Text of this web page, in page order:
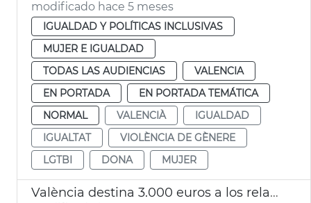
modificado hace 5 meses
IGUALDAD Y POLÍTICAS INCLUSIVAS
MUJER E IGUALDAD
TODAS LAS AUDIENCIAS
VALENCIA
EN PORTADA
EN PORTADA TEMÁTICA
NORMAL
VALENCIÀ
IGUALDAD
IGUALTAT
VIOLÈNCIA DE GÈNERE
LGTBI
DONA MUJER
València destina 3.000 euros a los relatos premiados en el X Certamen 'Beatriu Civera' 2026